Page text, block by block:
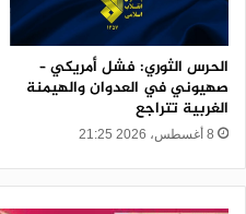
الحرس الثوري: فشل أمريكي –
صهيوني في العدوان والهيمنة
الغربية تتراجع
8 أغسطس، 2026 21:25